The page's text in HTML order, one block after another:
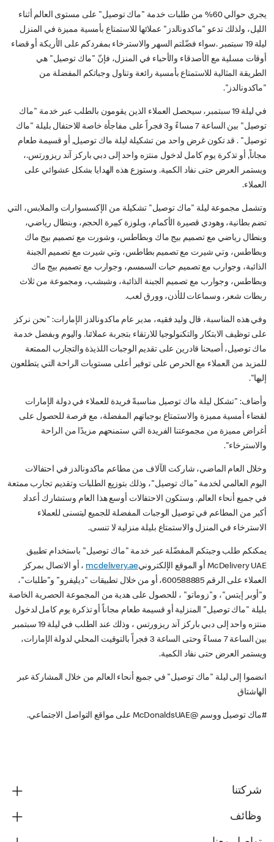
يجري حوالي 60% من طلبات خدمة "ماك توصيل" على مستوى العالم أثناء
الليل، ولذلك تدعو "ماكدونالدز" عملائها للاستمتاع بأمسية مميزة في المنزل
ليلة 19 سبتمبر .سواء فضّلتم السهر والاسترخاء بمفردكم على الأريكة أو قضاء
أوقات مسلية مع الأصدقاء والأحباء في المنزل، فإنّ "ماك توصيل" هي
الطريقة المثالية للاستمتاع بأمسية رائعة وتناول وجباتكم المفضلة من
"ماكدونالدز".
في ليلة 19 سبتمبر، سيحصل العملاء الذين يقومون بالطلب عبر خدمة "ماك
توصيل" بين الساعة 7 مساءً و3 فجراً على مفاجأة خاصة للاحتفال بليلة "ماك
توصيل" . قد تكون غرض واحد من تشكيلة ليلة ماك توصيل, أو قسيمة طعام
مجاناً, أو تذكرة يوم كامل لدخول منتزه واحد إلى دبي باركز آند ريزورتس.،
ويستمر العرض حتى نفاد الكمية. وستوزع هذه الهدايا بشكل عشوائي على
العملاء.
وتشمل مجموعة ليلة "ماك توصيل" تشكيلة من الإكسسوارات والملابس، التي
تضم بطانية، وهودي قصيرة الأكمام، وبلوزة كبيرة الحجم، وبنطال رياضي،
وبنطال رياضي مع تصميم بيج ماك وبطاطس، وشورت مع تصميم بيج ماك
وبطاطس، وتي شيرت مع تصميم بطاطس، وتي شيرت مع تصميم الجبنة
الذائبة، وجوارب مع تصميم حبات السمسم، وجوارب مع تصميم بيج ماك
وبطاطس، وجوارب مع تصميم الجبنة الذائبة، وشبشب، ومجموعة من ثلاث
ربطات شعر، وسماعات للأذن، وورق لعب.
وفي هذه المناسبة، قال وليد فقيه، مدير عام ماكدونالدز الإمارات: "نحن نركز
على توظيف الابتكار والتكنولوجيا للارتقاء بتجربة عملائنا. واليوم وبفضل خدمة
ماك توصيل، أصبحنا قادرين على تقديم الوجبات اللذيذة والتجارب الممتعة
للمزيد من العملاء مع الحرص على توفير أعلى مستويات الراحة التي يتطلعون
إليها".
وأضاف: "تشكل ليلة ماك توصيل مناسبةً فريدة للعملاء في دولة الإمارات
لقضاء أمسية مميزة والاستمتاع بوجباتهم المفضلة، مع فرصة للحصول على
أغراض مميزة من مجموعتنا الفريدة التي ستمنحهم مزيدًا من الراحة
والاسترخاء".
وخلال العام الماضي، شاركت الآلاف من مطاعم ماكدونالدز في احتفالات
اليوم العالمي لخدمة "ماك توصيل"، وذلك بتوزيع الطلبات وتقديم تجارب ممتعة
في جميع أنحاء العالم. وستكون الاحتفالات أوسع هذا العام وستشارك أعداد
أكبر من المطاعم في توصيل الوجبات المفضلة للجميع ليتسنى للعملاء
الاسترخاء في المنزل والاستمتاع بليلة منزلية لا تنسى.
يمكنكم طلب وجبتكم المفضّلة عبر خدمة "ماك توصيل" باستخدام تطبيق
McDelivery UAE أو الموقع الإلكتروني
mcdelivery.ae ، أو الاتصال بمركز
العملاء على الرقم 600588885، أو من خلال تطبيقات "ديليفرو" و"طلبات"،
و"أوبر إيتس"، و"زوماتو" ، للحصول على هدية من المجموعة الحصرية الخاصة
بليلة "ماك توصيل" المنزلية أو قسيمة طعام مجاناً أو تذكرة يوم كامل لدخول
منتزه واحد إلى دبي باركز آند ريزورتس ، وذلك عند الطلب في ليلة 19 سبتمبر
بين الساعة 7 مساءً وحتى الساعة 3 فجراً بالتوقيت المحلي لدولة الإمارات،
ويستمر العرض حتى نفاد الكمية.
انضموا إلى ليلة "ماك توصيل" في جميع أنحاء العالم من خلال المشاركة عبر
الهاشتاق
#ماك توصيل ووسم @McDonaldsUAE على مواقع التواصل الاجتماعي.
شركتنا
وظائف